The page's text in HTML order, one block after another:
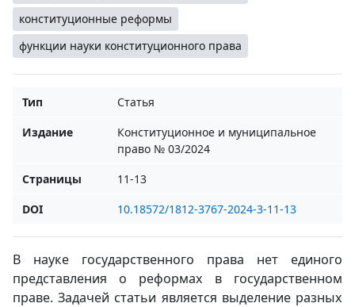
конституционные реформы
функции науки конституционного права
Тип
Статья
Издание
Конституционное и муниципальное
право № 03/2024
Страницы
11-13
DOI
10.18572/1812-3767-2024-3-11-13
В науке государственного права нет единого
представления о реформах в государственном
праве. Задачей статьи является выделение разных